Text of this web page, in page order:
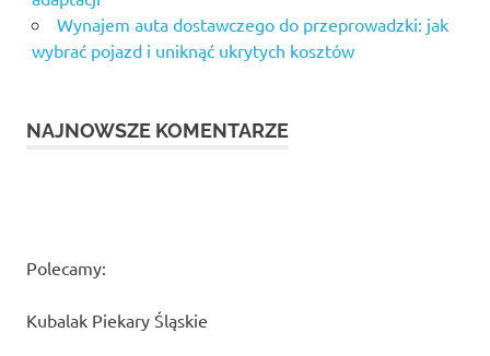
Wynajem auta dostawczego do przeprowadzki: jak
wybrać pojazd i uniknąć ukrytych kosztów
NAJNOWSZE KOMENTARZE
Polecamy:
Kubalak Piekary Śląskie